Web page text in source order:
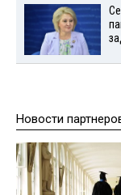
Новости